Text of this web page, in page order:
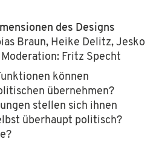
des Designs
Braun, Heike Delitz, Jesko
Fritz Specht
können
übernehmen?
stellen sich ihnen
überhaupt politisch?